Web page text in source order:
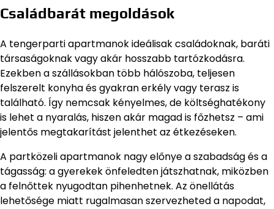
Családbarát megoldások
A tengerparti apartmanok ideálisak családoknak, baráti
társaságoknak vagy akár hosszabb tartózkodásra.
Ezekben a szállásokban több hálószoba, teljesen
felszerelt konyha és gyakran erkély vagy terasz is
található. Így nemcsak kényelmes, de költséghatékony
is lehet a nyaralás, hiszen akár magad is főzhetsz – ami
jelentős megtakarítást jelenthet az étkezéseken.
A partközeli apartmanok nagy előnye a szabadság és a
tágasság: a gyerekek önfeledten játszhatnak, miközben
a felnőttek nyugodtan pihenhetnek. Az önellátás
lehetősége miatt rugalmasan szervezheted a napodat,